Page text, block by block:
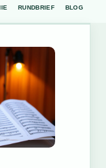
RUNDBRIEF BLOG